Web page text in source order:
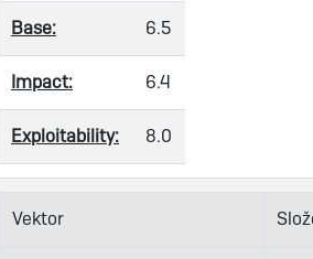
Base: 6.5
Impact: 6.4
Exploitability: 8.0
Vektor